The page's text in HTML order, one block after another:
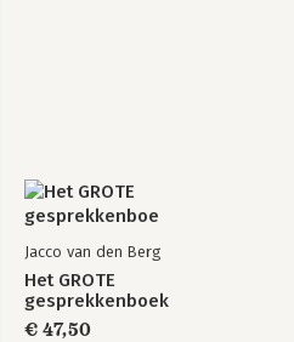
Jacco van den Berg
Het GROTE
gesprekkenboek
€ 47,50